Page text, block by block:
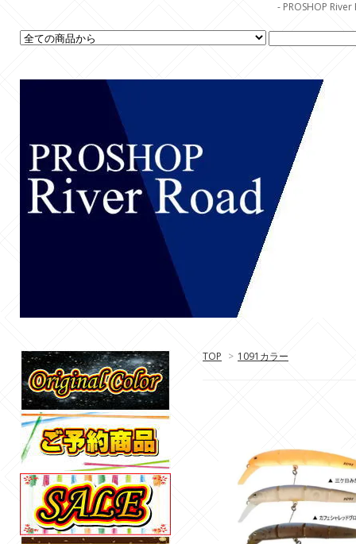
- PROSHOP
TOP > 1091カラー